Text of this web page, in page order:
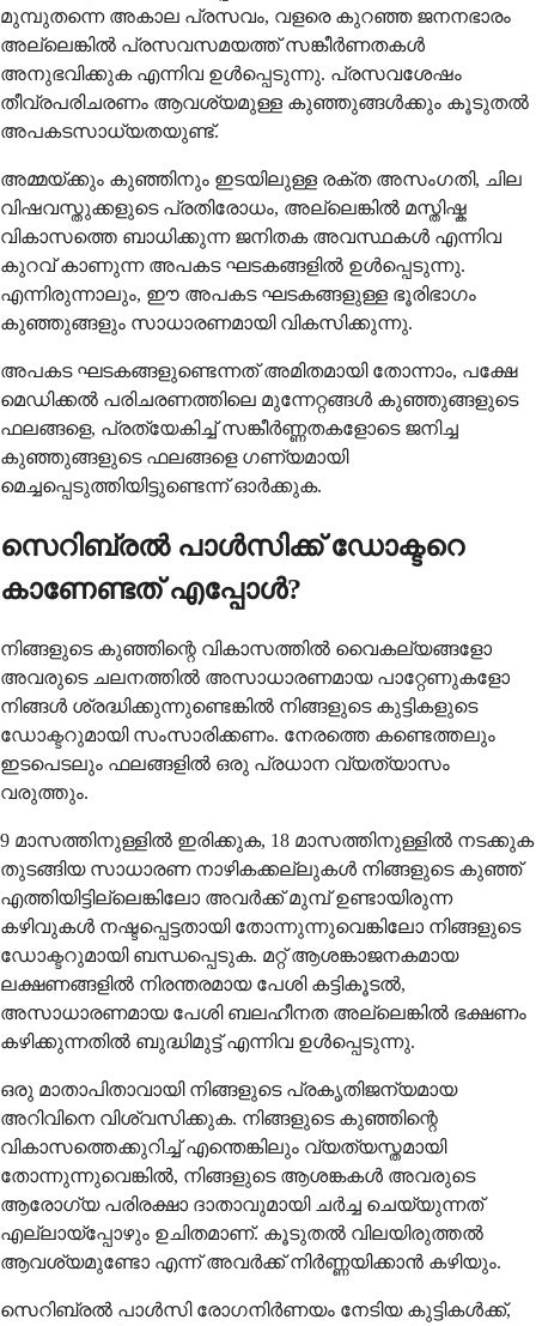
മുമ്പുതന്നെ അകാല പ്രസവം, വളരെ കുറഞ്ഞ ജനനഭാരം
അല്ലെങ്കിൽ പ്രസവസമയത്ത് സങ്കീർണതകൾ
അനുഭവിക്കുക എന്നിവ ഉൾപ്പെടുന്നു. പ്രസവശേഷം
തീവ്രപരിചരണം ആവശ്യമുള്ള കുഞ്ഞുങ്ങൾക്കും കൂടുതൽ
അപകടസാധ്യതയുണ്ട്.
അമ്മയ്ക്കും കുഞ്ഞിനും ഇടയിലുള്ള രക്ത അസംഗതി, ചില
വിഷവസ്തുക്കളുടെ പ്രതിരോധം, അല്ലെങ്കിൽ മസ്തിഷ്ക
വികാസത്തെ ബാധിക്കുന്ന ജനിതക അവസ്ഥകൾ എന്നിവ
കുറവ് കാണുന്ന അപകട ഘടകങ്ങളിൽ ഉൾപ്പെടുന്നു.
എന്നിരുന്നാലും, ഈ അപകട ഘടകങ്ങളുള്ള ഭൂരിഭാഗം
കുഞ്ഞുങ്ങളും സാധാരണമായി വികസിക്കുന്നു.
അപകട ഘടകങ്ങളുണ്ടെന്നത് അമിതമായി തോന്നാം, പക്ഷേ
മെഡിക്കൽ പരിചരണത്തിലെ മുന്നേറ്റങ്ങൾ കുഞ്ഞുങ്ങളുടെ
ഫലങ്ങളെ, പ്രത്യേകിച്ച് സങ്കീർണ്ണതകളോടെ ജനിച്ച
കുഞ്ഞുങ്ങളുടെ ഫലങ്ങളെ ഗണ്യമായി
മെച്ചപ്പെടുത്തിയിട്ടുണ്ടെന്ന് ഓർക്കുക.
സെറിബ്രൽ പാൾസിക്ക് ഡോക്ടറെ
കാണേണ്ടത് എപ്പോൾ?
നിങ്ങളുടെ കുഞ്ഞിന്റെ വികാസത്തിൽ വൈകല്യങ്ങളോ
അവരുടെ ചലനത്തിൽ അസാധാരണമായ പാറ്റേണുകളോ
നിങ്ങൾ ശ്രദ്ധിക്കുന്നുണ്ടെങ്കിൽ നിങ്ങളുടെ കുട്ടികളുടെ
ഡോക്ടറുമായി സംസാരിക്കണം. നേരത്തെ കണ്ടെത്തലും
ഇടപെടലും ഫലങ്ങളിൽ ഒരു പ്രധാന വ്യത്യാസം
വരുത്തും.
9 മാസത്തിനുള്ളിൽ ഇരിക്കുക, 18 മാസത്തിനുള്ളിൽ നടക്കുക
തുടങ്ങിയ സാധാരണ നാഴികക്കല്ലുകൾ നിങ്ങളുടെ കുഞ്ഞ്
എത്തിയിട്ടില്ലെങ്കിലോ അവർക്ക് മുമ്പ് ഉണ്ടായിരുന്ന
കഴിവുകൾ നഷ്ടപ്പെട്ടതായി തോന്നുന്നുവെങ്കിലോ നിങ്ങളുടെ
ഡോക്ടറുമായി ബന്ധപ്പെടുക. മറ്റ് ആശങ്കാജനകമായ
ലക്ഷണങ്ങളിൽ നിരന്തരമായ പേശി കട്ടികൂടൽ,
അസാധാരണമായ പേശി ബലഹീനത അല്ലെങ്കിൽ ഭക്ഷണം
കഴിക്കുന്നതിൽ ബുദ്ധിമുട്ട് എന്നിവ ഉൾപ്പെടുന്നു.
ഒരു മാതാപിതാവായി നിങ്ങളുടെ പ്രകൃതിജന്യമായ
അറിവിനെ വിശ്വസിക്കുക. നിങ്ങളുടെ കുഞ്ഞിന്റെ
വികാസത്തെക്കുറിച്ച് എന്തെങ്കിലും വ്യത്യസ്തമായി
തോന്നുന്നുവെങ്കിൽ, നിങ്ങളുടെ ആശങ്കകൾ അവരുടെ
ആരോഗ്യ പരിരക്ഷാ ദാതാവുമായി ചർച്ച ചെയ്യുന്നത്
എല്ലായ്പ്പോഴും ഉചിതമാണ്. കൂടുതൽ വിലയിരുത്തൽ
ആവശ്യമുണ്ടോ എന്ന് അവർക്ക് നിർണ്ണയിക്കാൻ കഴിയും.
സെറിബ്രൽ പാൾസി രോഗനിർണയം നേടിയ കുട്ടികൾക്ക്,